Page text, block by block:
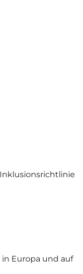
Europa und auf